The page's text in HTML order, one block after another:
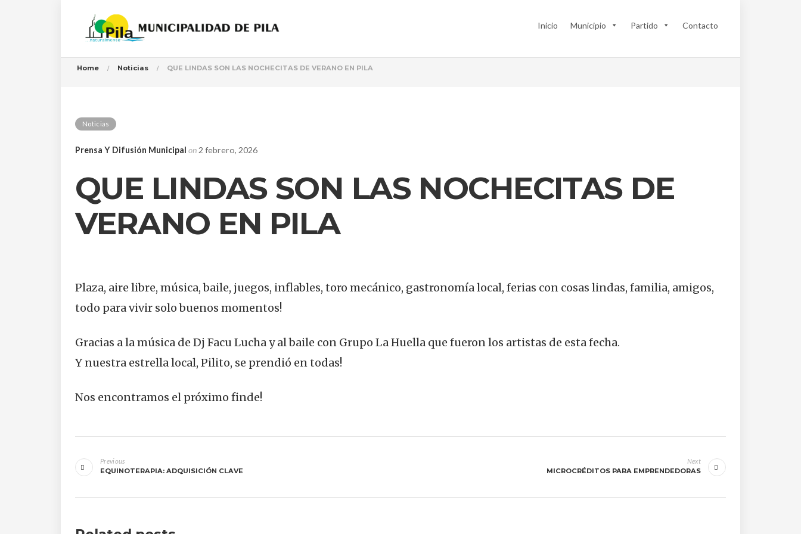
Inicio Municipio Partido Contacto
Home Noticias QUE LINDAS SON LAS NOCHECITAS DE VERANO EN PILA
Noticias
Prensa Y Difusión Municipal on2 febrero, 2026
QUE LINDAS SON LAS NOCHECITAS DE
VERANO EN PILA
Plaza, aire libre, música, baile, juegos, inflables, toro mecánico, gastronomía local, ferias con cosas lindas, familia, amigos,
todo para vivir solo buenos momentos!
Gracias a la música de Dj Facu Lucha y al baile con Grupo La Huella que fueron los artistas de esta fecha.
Y nuestra estrella local, Pilito, se prendió en todas!
Nos encontramos el próximo finde!
de
entradas
Previous
EQUINOTERAPIA: ADQUISICIÓN CLAVE
Next
MICROCRÉDITOS PARA EMPRENDEDORAS